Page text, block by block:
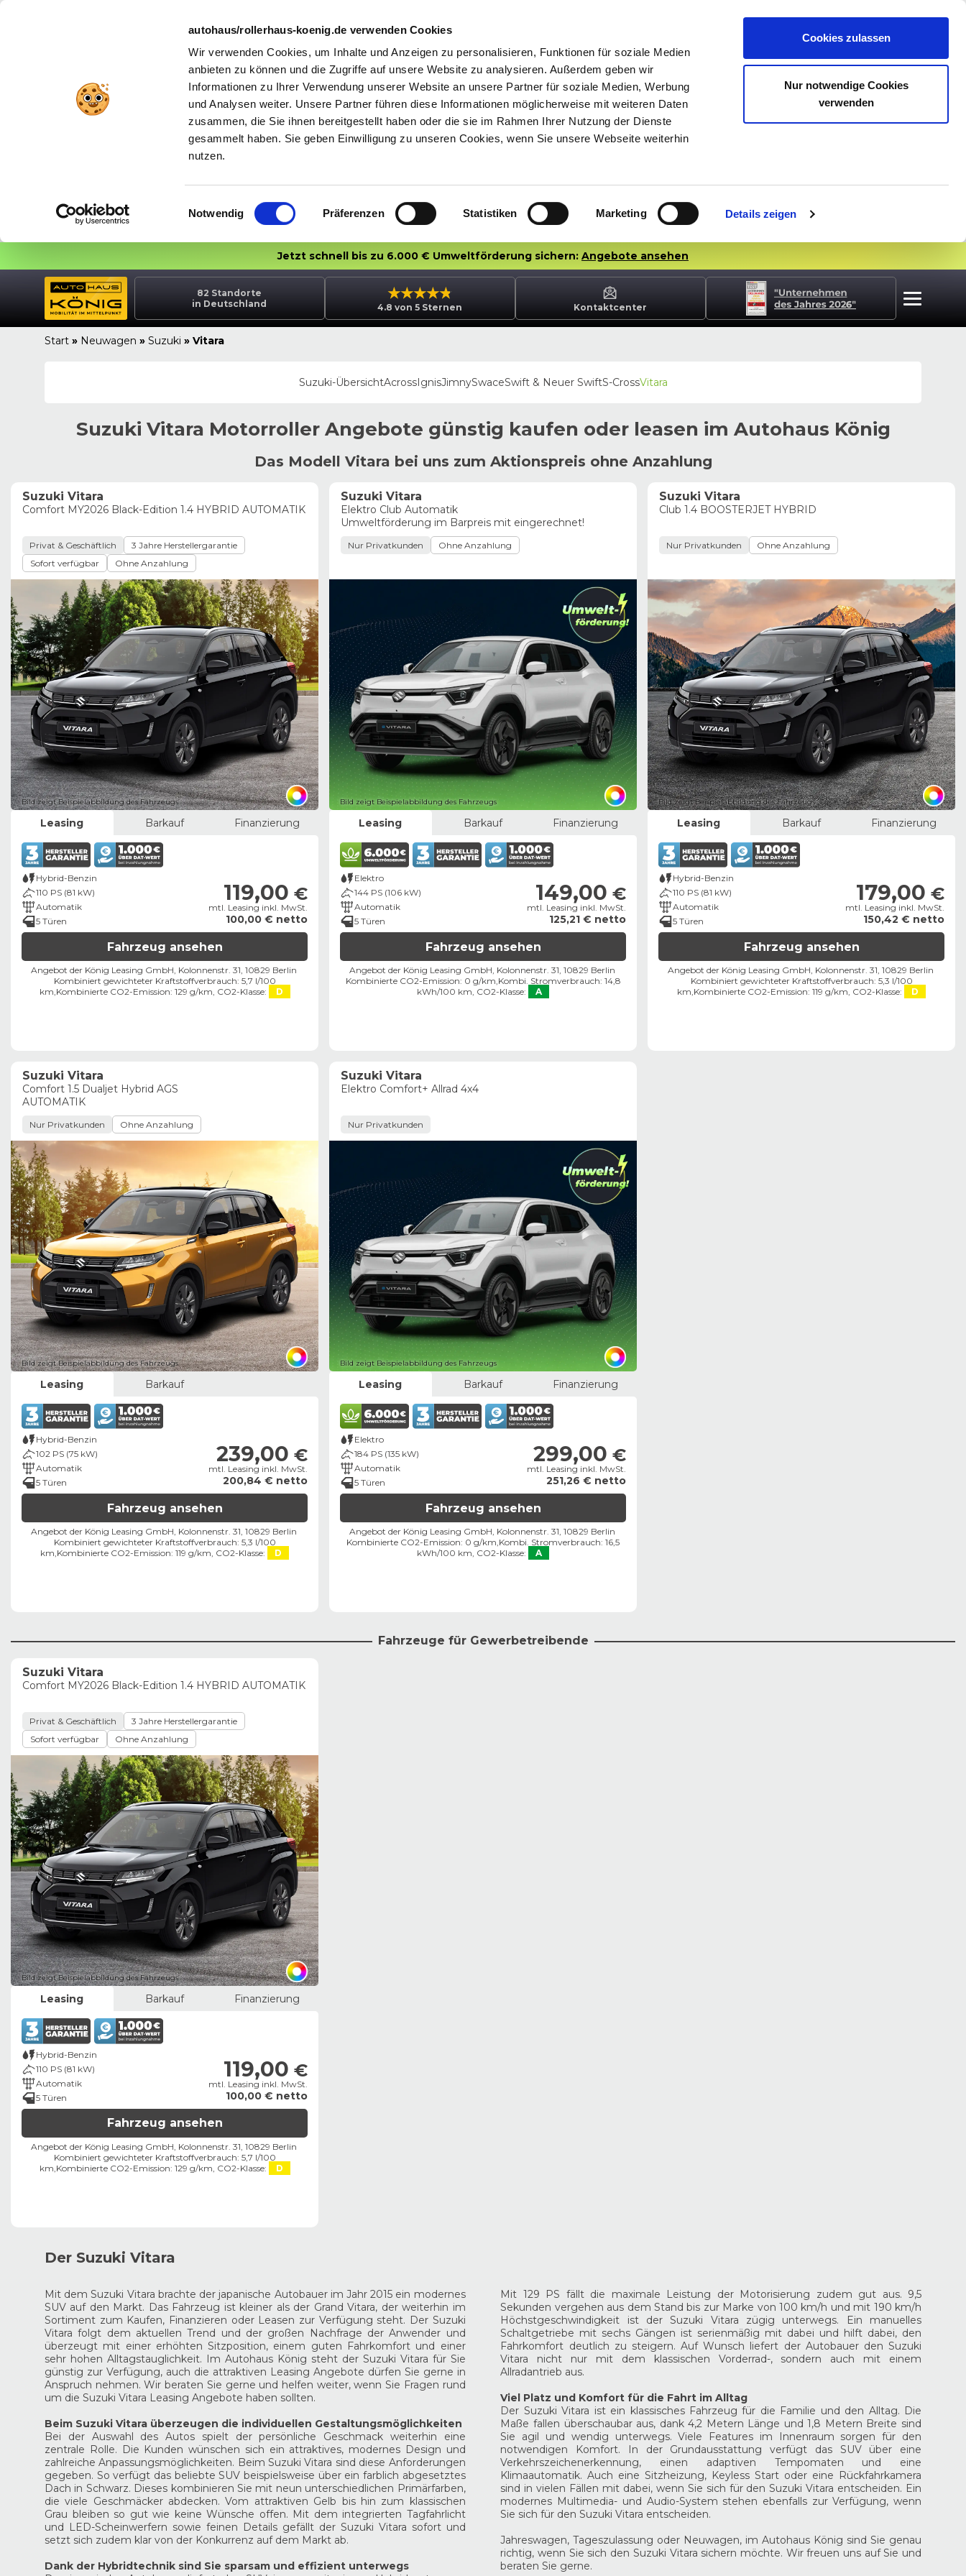
autohaus/rollerhaus-koenig.de verwenden Cookies
Wir verwenden Cookies, um Inhalte und Anzeigen zu personalisieren, Funktionen für soziale Medien
anbieten zu können und die Zugriffe auf unsere Website zu analysieren. Außerdem geben wir
Informationen zu Ihrer Verwendung unserer Website an unsere Partner für soziale Medien, Werbung
und Analysen weiter. Unsere Partner führen diese Informationen möglicherweise mit weiteren Daten
zusammen, die Sie ihnen bereitgestellt haben oder die sie im Rahmen Ihrer Nutzung der Dienste
gesammelt haben. Sie geben Einwilligung zu unseren Cookies, wenn Sie unsere Webseite weiterhin
nutzen.
Einwilligungsauswahl
Notwendig Präferenzen Statistiken Marketing Details zeigen
Cookies zulassen
Nur notwendige Cookies
verwenden
Jetzt schnell bis zu 6.000 € Umweltförderung sichern: Angebote ansehen
82 Standorte
in Deutschland
4.8 von 5 Sternen Kontaktcenter
Start » Neuwagen » Suzuki » Vitara
Suzuki-ÜbersichtAcrossIgnisJimnySwaceSwift & Neuer SwiftS-CrossVitara
Suzuki Vitara MotorrollerAngebote günstig kaufen oder leasen im Autohaus König
Das Modell Vitara bei uns zum Aktionspreis ohne Anzahlung
Suzuki Vitara
Comfort MY2026 Black-Edition 1.4 HYBRID AUTOMATIK
Privat & Geschäftlich
3 Jahre Herstellergarantie
Sofort verfügbar
Ohne Anzahlung
Bild zeigt Beispielabbildung des Fahrzeugs
Leasing Barkauf Finanzierung
Hybrid-Benzin
110 PS (81 kW)
Automatik
5 Türen
119,00 €
mtl. Leasing inkl. MwSt.
100,00 € netto
Fahrzeug ansehen
Angebot der König Leasing GmbH, Kolonnenstr. 31, 10829 Berlin ​
Kombiniert gewichteter Kraftstoffverbrauch: 5,7 l/100
km,Kombinierte CO2-Emission: 129 g/km, CO2-Klasse: D
Suzuki Vitara
Elektro Club Automatik
Umweltförderung im Barpreis mit eingerechnet!
Nur Privatkunden Ohne Anzahlung
Bild zeigt Beispielabbildung des Fahrzeugs
Leasing Barkauf Finanzierung
Elektro
144 PS (106 kW)
Automatik
5 Türen
149,00 €
mtl. Leasing inkl. MwSt.
125,21 € netto
Fahrzeug ansehen
Angebot der König Leasing GmbH, Kolonnenstr. 31, 10829 Berlin ​
Kombinierte CO2-Emission: 0 g/km,Kombi. Stromverbrauch: 14,8
kWh/100 km, CO2-Klasse: A
Suzuki Vitara
Club 1.4 BOOSTERJET HYBRID
Nur Privatkunden Ohne Anzahlung
Bild zeigt Beispielabbildung des Fahrzeugs
Leasing Barkauf Finanzierung
Hybrid-Benzin
110 PS (81 kW)
Automatik
5 Türen
179,00 €
mtl. Leasing inkl. MwSt.
150,42 € netto
Fahrzeug ansehen
Angebot der König Leasing GmbH, Kolonnenstr. 31, 10829 Berlin ​
Kombiniert gewichteter Kraftstoffverbrauch: 5,3 l/100
km,Kombinierte CO2-Emission: 119 g/km, CO2-Klasse: D
Suzuki Vitara
Comfort 1.5 Dualjet Hybrid AGS
AUTOMATIK
Nur Privatkunden Ohne Anzahlung
Bild zeigt Beispielabbildung des Fahrzeugs
Leasing Barkauf
Hybrid-Benzin
102 PS (75 kW)
Automatik
5 Türen
239,00 €
mtl. Leasing inkl. MwSt.
200,84 € netto
Fahrzeug ansehen
Angebot der König Leasing GmbH, Kolonnenstr. 31, 10829 Berlin ​
Kombiniert gewichteter Kraftstoffverbrauch: 5,3 l/100
km,Kombinierte CO2-Emission: 119 g/km, CO2-Klasse: D
Suzuki Vitara
Elektro Comfort+ Allrad 4x4
Nur Privatkunden
Bild zeigt Beispielabbildung des Fahrzeugs
Leasing Barkauf Finanzierung
Elektro
184 PS (135 kW)
Automatik
5 Türen
299,00 €
mtl. Leasing inkl. MwSt.
251,26 € netto
Fahrzeug ansehen
Angebot der König Leasing GmbH, Kolonnenstr. 31, 10829 Berlin ​
Kombinierte CO2-Emission: 0 g/km,Kombi. Stromverbrauch: 16,5
kWh/100 km, CO2-Klasse: A
Fahrzeuge für Gewerbetreibende
Suzuki Vitara
Comfort MY2026 Black-Edition 1.4 HYBRID AUTOMATIK
Privat & Geschäftlich
3 Jahre Herstellergarantie
Sofort verfügbar
Ohne Anzahlung
Bild zeigt Beispielabbildung des Fahrzeugs
Leasing Barkauf Finanzierung
Hybrid-Benzin
110 PS (81 kW)
Automatik
5 Türen
119,00 €
mtl. Leasing inkl. MwSt.
100,00 € netto
Fahrzeug ansehen
Angebot der König Leasing GmbH, Kolonnenstr. 31, 10829 Berlin ​
Kombiniert gewichteter Kraftstoffverbrauch: 5,7 l/100
km, Kombinierte CO2-Emission: 129 g/km, CO2-Klasse: D
Der Suzuki Vitara
Mit dem Suzuki Vitara brachte der japanische Autobauer im Jahr 2015 ein modernes
SUV auf den Markt. Das Fahrzeug ist kleiner als der Grand Vitara, der weiterhin im
Sortiment zum Kaufen, Finanzieren oder Leasen zur Verfügung steht. Der Suzuki
Vitara folgt dem aktuellen Trend und der großen Nachfrage der Anwender und
überzeugt mit einer erhöhten Sitzposition, einem guten Fahrkomfort und einer
sehr hohen Alltagstauglichkeit. Im Autohaus König steht der Suzuki Vitara für Sie
günstig zur Verfügung, auch die attraktiven Leasing Angebote dürfen Sie gerne in
Anspruch nehmen. Wir beraten Sie gerne und helfen weiter, wenn Sie Fragen rund
um die Suzuki Vitara Leasing Angebote haben sollten.
Beim Suzuki Vitara überzeugen die individuellen Gestaltungsmöglichkeiten
Bei der Auswahl des Autos spielt der persönliche Geschmack weiterhin eine
zentrale Rolle. Die Kunden wünschen sich ein attraktives, modernes Design und
zahlreiche Anpassungsmöglichkeiten. Beim Suzuki Vitara sind diese Anforderungen
gegeben. So verfügt das beliebte SUV beispielsweise über ein farblich abgesetztes
Dach in Schwarz. Dieses kombinieren Sie mit neun unterschiedlichen Primärfarben,
die viele Geschmäcker abdecken. Vom attraktiven Gelb bis hin zum klassischen
Grau bleiben so gut wie keine Wünsche offen. Mit dem integrierten Tagfahrlicht
und LED-Scheinwerfern sowie feinen Details gefällt der Suzuki Vitara sofort und
setzt sich zudem klar von der Konkurrenz auf dem Markt ab.
Dank der Hybridtechnik sind Sie sparsam und effizient unterwegs
Mit 129 PS fällt die maximale Leistung der Motorisierung zudem gut aus. 9,5
Sekunden vergehen aus dem Stand bis zur Marke von 100 km/h und mit 190 km/h
Höchstgeschwindigkeit ist der Suzuki Vitara zügig unterwegs. Ein manuelles
Schaltgetriebe mit sechs Gängen ist serienmäßig mit dabei und hilft dabei, den
Fahrkomfort deutlich zu steigern. Auf Wunsch liefert der Autobauer den Suzuki
Vitara nicht nur mit dem klassischen Vorderrad-, sondern auch mit einem
Allradantrieb aus.
Viel Platz und Komfort für die Fahrt im Alltag
Der Suzuki Vitara ist ein klassisches Fahrzeug für die Familie und den Alltag. Die
Maße fallen überschaubar aus, dank 4,2 Metern Länge und 1,8 Metern Breite sind
Sie agil und wendig unterwegs. Viele Features im Innenraum sorgen für den
notwendigen Komfort. In der Grundausstattung verfügt das SUV über eine
Verkehrszeichenerkennung, einen adaptiven Tempomaten und eine
Klimaautomatik. Auch eine Sitzheizung, Keyless Start oder eine Rückfahrkamera
sind in vielen Fällen mit dabei, wenn Sie sich für den Suzuki Vitara entscheiden. Ein
modernes Multimedia- und Audio-System stehen ebenfalls zur Verfügung, wenn
Sie sich für den Suzuki Vitara entscheiden.
Jahreswagen, Tageszulassung oder Neuwagen, im Autohaus König sind Sie genau
richtig, wenn Sie sich den Suzuki Vitara sichern möchte. Wir freuen uns auf Sie und
beraten Sie gerne.